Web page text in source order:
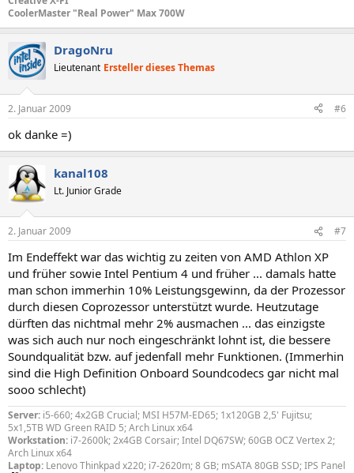
CoolerMaster "Real Power" Max 700W
DragoNru
Lieutenant Ersteller dieses Themas
2. Januar 2009 #6
ok danke =)
kanal108
Lt. Junior Grade
2. Januar 2009 #7
Im Endeffekt war das wichtig zu zeiten von AMD Athlon XP
und früher sowie Intel Pentium 4 und früher ... damals hatte
man schon immerhin 10% Leistungsgewinn, da der Prozessor
durch diesen Coprozessor unterstützt wurde. Heutzutage
dürften das nichtmal mehr 2% ausmachen ... das einzigste
was sich auch nur noch eingeschränkt lohnt ist, die bessere
Soundqualität bzw. auf jedenfall mehr Funktionen. (Immerhin
sind die High Definition Onboard Soundcodecs gar nicht mal
sooo schlecht)
Server: i5-660; 4x2GB Crucial; MSI H57M-ED65; 1x120GB 2,5' Fujitsu;
5x1,5TB WD Green RAID 5; Arch Linux x64
Workstation: i7-2600k; 2x4GB Corsair; Intel DQ67SW; 60GB OCZ Vertex 2;
Arch Linux x64
Laptop: Lenovo Thinkpad x220; i7-2620m; 8 GB; mSATA 80GB SSD; IPS Panel